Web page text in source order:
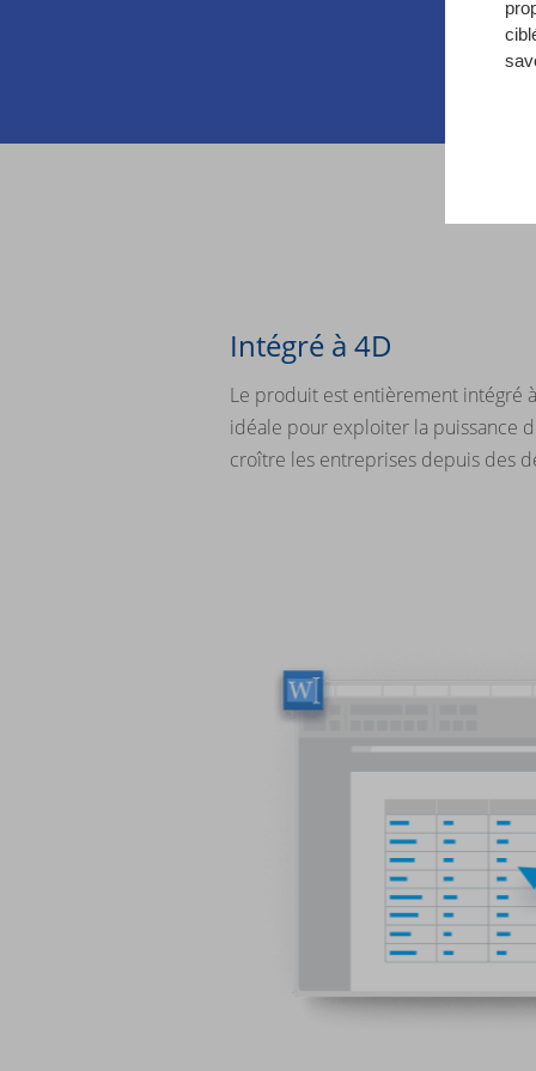
Intégré à 4D
Le produit est entièrement intégré
idéale pour exploiter la puissance
croître les entreprises depuis des